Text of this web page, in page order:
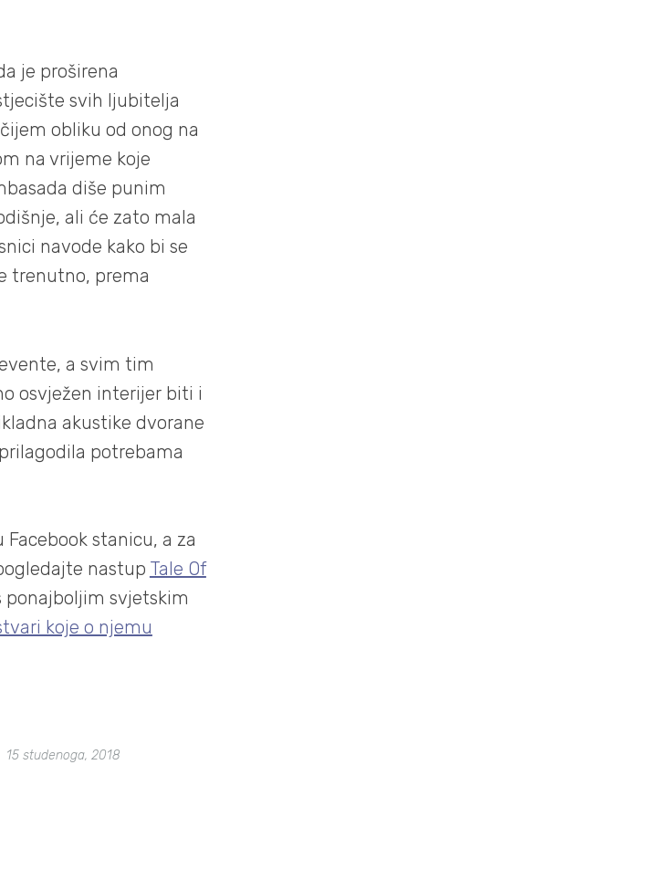
je proširena
svih ljubitelja
obliku od onog na
na vrijeme koje
diše punim
ali će zato mala
navode kako bi se
trenutno, prema
a svim tim
osvježen interijer biti i
akustike dvorane
potrebama
stanicu, a za
nastup Tale Of
ponajboljim svjetskim
koje o njemu
15 studenoga, 2018